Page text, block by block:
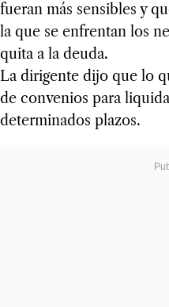
fueran más sensibles y
la que se enfrentan los
quita a la deuda.
La dirigente dijo que lo
de convenios para
determinados plazos.